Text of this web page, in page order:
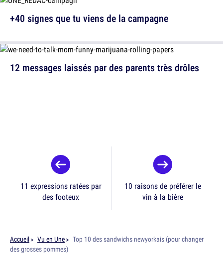
12 messages laissés par des parents très drôles
+40 signes que tu viens de la campagne
11 expressions ratées par
des footeux
10 raisons de préférer le
vin à la bière
Accueil Vu en Une
Top 10 des sandwichs newyorkais (pour changer
des grosses pommes)